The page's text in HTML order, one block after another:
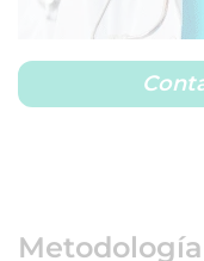
Metodología